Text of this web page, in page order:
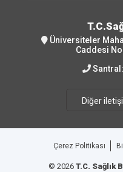
Üniversiteler
Caddesi
Santral:
Diğer
Çerez Politikası
© 2026 T.C. Sağlık